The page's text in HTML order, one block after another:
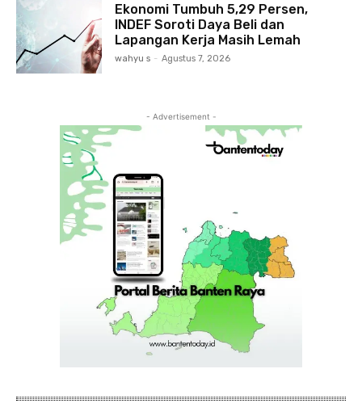
Ekonomi Tumbuh 5,29 Persen,
INDEF Soroti Daya Beli dan
Lapangan Kerja Masih Lemah
wahyu s - Agustus 7, 2026
- Advertisement -